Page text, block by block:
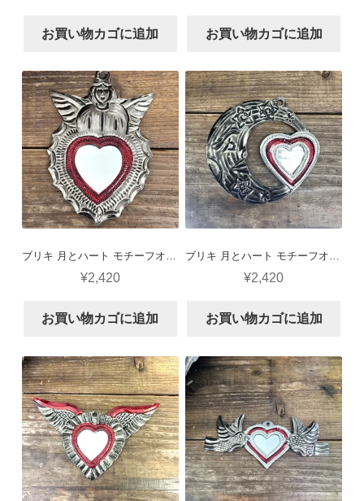
お買い物カゴに追加 お買い物カゴに追加
¥2,420
お買い物カゴに追加
¥2,420
お買い物カゴに追加